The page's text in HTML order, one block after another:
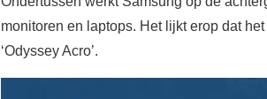
monitoren en laptops. Het lijkt erop dat
‘Odyssey Acro’.